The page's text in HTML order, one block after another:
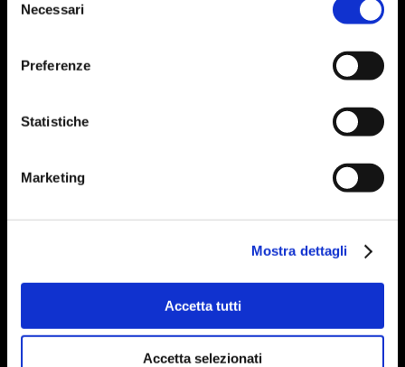
delNecessari
Preferenze
Statistiche
Marketing
Mostra dettagli
Accetta tutti
Accetta selezionati